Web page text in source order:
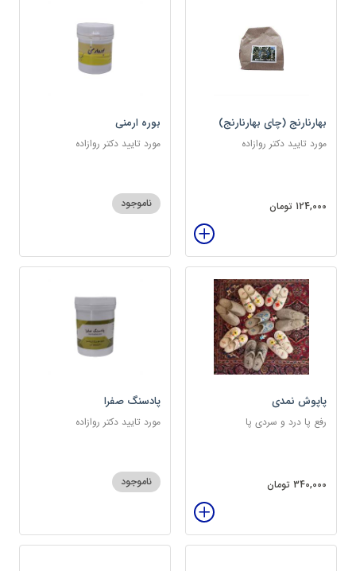
بهارنارنج (چای بهارنارنج)
مورد تایید دکتر روازاده
124,000 تومان
بوره ارمنی
مورد تایید دکتر روازاده
ناموجود
پاپوش نمدی
رفع پا درد و سردی پا
340,000 تومان
پادسنگ صفرا
مورد تایید دکتر روازاده
ناموجود